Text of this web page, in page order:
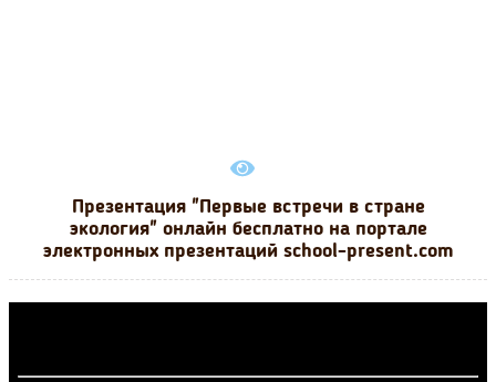
Презентация "Первые встречи в стране
экология" онлайн бесплатно на портале
электронных презентаций school-present.com